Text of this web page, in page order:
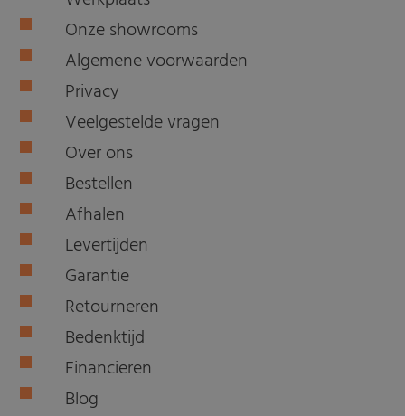
Onze showrooms
Algemene voorwaarden
Privacy
Veelgestelde vragen
Over ons
Bestellen
Afhalen
Levertijden
Garantie
Retourneren
Bedenktijd
Financieren
Blog